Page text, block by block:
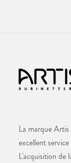
La marque
excellent
L'acquisition de